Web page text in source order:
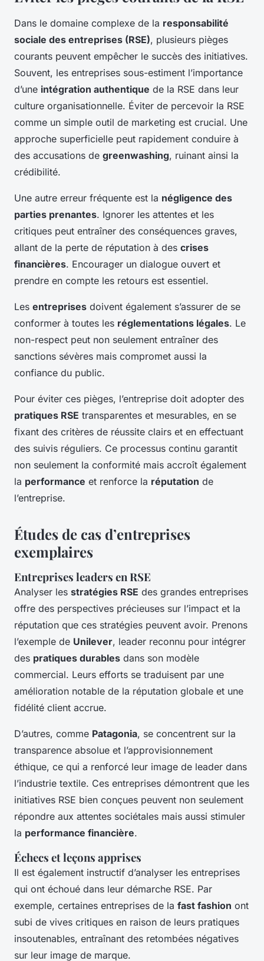
Dans le domaine complexe de la responsabilité
sociale des entreprises (RSE), plusieurs pièges
courants peuvent empêcher le succès des initiatives.
Souvent, les entreprises sous-estiment l’importance
d’une intégration authentique de la RSE dans leur
culture organisationnelle. Éviter de percevoir la RSE
comme un simple outil de marketing est crucial. Une
approche superficielle peut rapidement conduire à
des accusations de greenwashing, ruinant ainsi la
crédibilité.
Une autre erreur fréquente est la négligence des
parties prenantes. Ignorer les attentes et les
critiques peut entraîner des conséquences graves,
allant de la perte de réputation à des crises
financières. Encourager un dialogue ouvert et
prendre en compte les retours est essentiel.
Les entreprises doivent également s’assurer de se
conformer à toutes les réglementations légales. Le
non-respect peut non seulement entraîner des
sanctions sévères mais compromet aussi la
confiance du public.
Pour éviter ces pièges, l’entreprise doit adopter des
pratiques RSE transparentes et mesurables, en se
fixant des critères de réussite clairs et en effectuant
des suivis réguliers. Ce processus continu garantit
non seulement la conformité mais accroît également
la performance et renforce la réputation de
l’entreprise.
Études de cas d’entreprises
exemplaires
Entreprises leaders en RSE
Analyser les stratégies RSE des grandes entreprises
offre des perspectives précieuses sur l’impact et la
réputation que ces stratégies peuvent avoir. Prenons
l’exemple de Unilever, leader reconnu pour intégrer
des pratiques durables dans son modèle
commercial. Leurs efforts se traduisent par une
amélioration notable de la réputation globale et une
fidélité client accrue.
D’autres, comme Patagonia, se concentrent sur la
transparence absolue et l’approvisionnement
éthique, ce qui a renforcé leur image de leader dans
l’industrie textile. Ces entreprises démontrent que les
initiatives RSE bien conçues peuvent non seulement
répondre aux attentes sociétales mais aussi stimuler
la performance financière.
Échecs et leçons apprises
Il est également instructif d’analyser les entreprises
qui ont échoué dans leur démarche RSE. Par
exemple, certaines entreprises de la fast fashion ont
subi de vives critiques en raison de leurs pratiques
insoutenables, entraînant des retombées négatives
sur leur image de marque.